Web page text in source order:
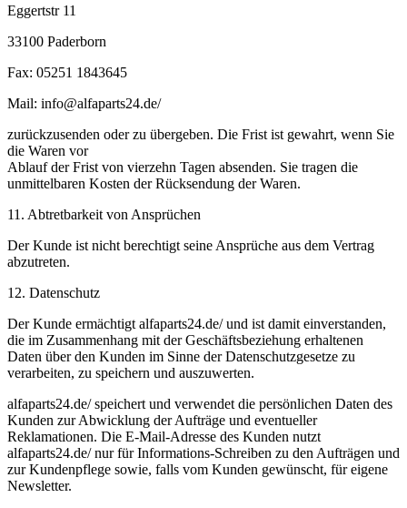
Eggertstr 11
33100 Paderborn
Fax: 05251 1843645
Mail: info@alfaparts24.de/
zurückzusenden oder zu übergeben. Die Frist ist gewahrt, wenn Sie
die Waren vor
Ablauf der Frist von vierzehn Tagen absenden. Sie tragen die
unmittelbaren Kosten der Rücksendung der Waren.
11. Abtretbarkeit von Ansprüchen
Der Kunde ist nicht berechtigt seine Ansprüche aus dem Vertrag
abzutreten.
12. Datenschutz
Der Kunde ermächtigt alfaparts24.de/ und ist damit einverstanden,
die im Zusammenhang mit der Geschäftsbeziehung erhaltenen
Daten über den Kunden im Sinne der Datenschutzgesetze zu
verarbeiten, zu speichern und auszuwerten.
alfaparts24.de/ speichert und verwendet die persönlichen Daten des
Kunden zur Abwicklung der Aufträge und eventueller
Reklamationen. Die E-Mail-Adresse des Kunden nutzt
alfaparts24.de/ nur für Informations-Schreiben zu den Aufträgen und
zur Kundenpflege sowie, falls vom Kunden gewünscht, für eigene
Newsletter.